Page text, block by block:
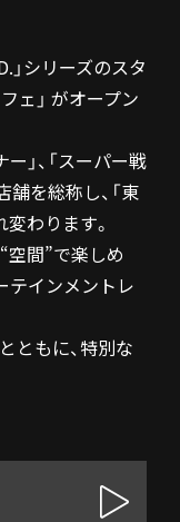
」シリーズのスタ
ェ」 がオープン
」、「スーパー戦
を総称し、「東
わります。
空間”で楽しめ
テインメントレ
ともに、特別な